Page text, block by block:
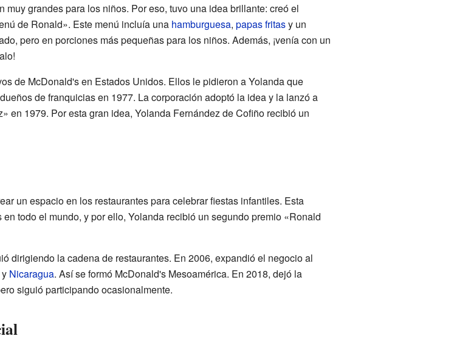
muy grandes para los niños. Por eso, tuvo una idea brillante: creó el
de Ronald». Este menú incluía una hamburguesa, papas fritasy un
pero en porciones más pequeñas para los niños. Además, ¡venía con un
de McDonald's en Estados Unidos. Ellos le pidieron a Yolanda que
de franquicias en 1977. La corporación adoptó la idea y la lanzó a
en 1979. Por esta gran idea, Yolanda Fernández de Cofiño recibió un
un espacio en los restaurantes para celebrar fiestas infantiles. Esta
todo el mundo, y por ello, Yolanda recibió un segundo premio «Ronald
dirigiendo la cadena de restaurantes. En 2006, expandió el negocio al
Nicaragua. Así se formó McDonald's Mesoamérica. En 2018, dejó la
siguió participando ocasionalmente.